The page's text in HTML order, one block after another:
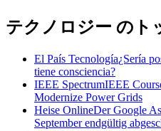
テクノロジー のト
El País Tecnología¿Sería
tiene consciencia?
IEEE SpectrumIEEE
Modernize Power Grids
Heise OnlineDer Google
September endgültig